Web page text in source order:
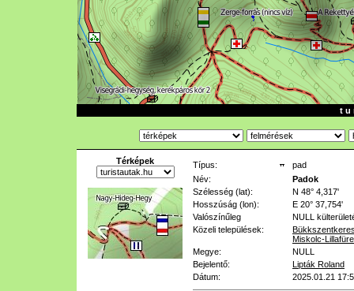
t u
Térképek Típus:
pad
Név:
Padok
Szélesség (lat):
N 48° 4,317'
Hosszúság (lon):
E 20° 37,754'
Valószínűleg
NULL
Közeli települések:
Miskolc-
Megye:
NULL
Bejelentő:
Lipták Roland
Dátum:
2025.01.21